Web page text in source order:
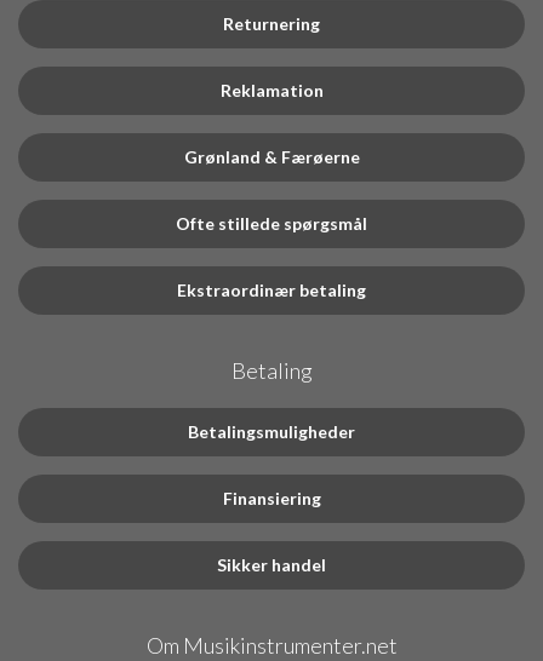
Returnering
Reklamation
Grønland & Færøerne
Ofte stillede spørgsmål
Ekstraordinær betaling
Betaling
Betalingsmuligheder
Finansiering
Sikker handel
Om Musikinstrumenter.net